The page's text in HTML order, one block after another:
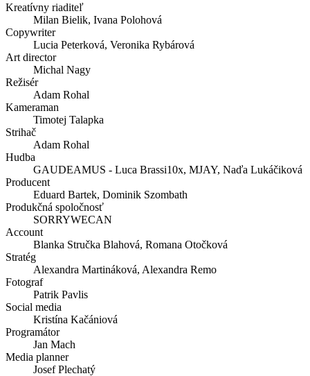
Kreatívny riaditeľ
Milan Bielik, Ivana Polohová
Copywriter
Lucia Peterková, Veronika Rybárová
Art director
Michal Nagy
Režisér
Adam Rohal
Kameraman
Timotej Talapka
Strihač
Adam Rohal
Hudba
GAUDEAMUS - Luca Brassi10x, MJAY, Naďa Lukáčiková
Producent
Eduard Bartek, Dominik Szombath
Produkčná spoločnosť
SORRYWECAN
Account
Blanka Stručka Blahová, Romana Otočková
Stratég
Alexandra Martináková, Alexandra Remo
Fotograf
Patrik Pavlis
Social media
Kristína Kačániová
Programátor
Jan Mach
Media planner
Josef Plechatý